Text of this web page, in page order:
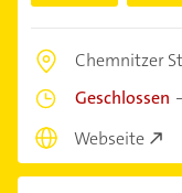
Chemnitzer
Geschlossen
Webseite